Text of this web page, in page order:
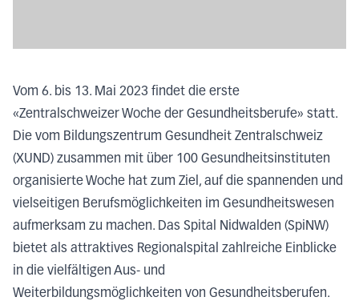
Vom 6. bis 13. Mai 2023 findet die erste
«Zentralschweizer Woche der Gesundheitsberufe» statt.
Die vom Bildungszentrum Gesundheit Zentralschweiz
(XUND) zusammen mit über 100 Gesundheitsinstituten
organisierte Woche hat zum Ziel, auf die spannenden und
vielseitigen Berufsmöglichkeiten im Gesundheitswesen
aufmerksam zu machen. Das Spital Nidwalden (SpiNW)
bietet als attraktives Regionalspital zahlreiche Einblicke
in die vielfältigen Aus- und
Weiterbildungsmöglichkeiten von Gesundheitsberufen.